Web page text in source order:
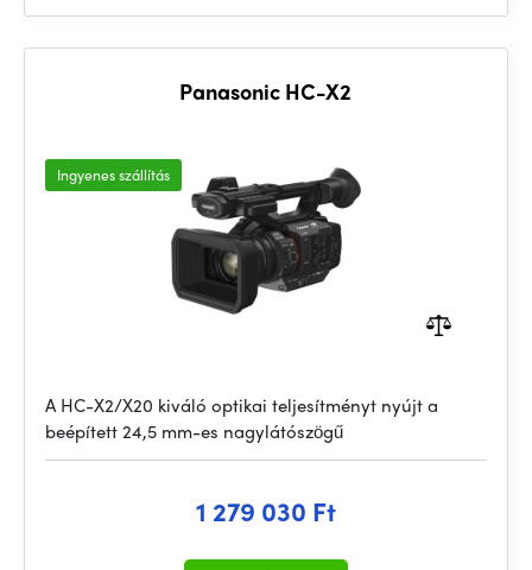
Panasonic HC-X2
Ingyenes szállítás
A HC-X2/X20 kiváló optikai teljesítményt nyújt a
beépített 24,5 mm-es nagylátószögű
1 279 030 Ft